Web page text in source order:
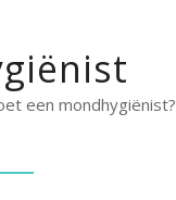
een mondhygiënist?